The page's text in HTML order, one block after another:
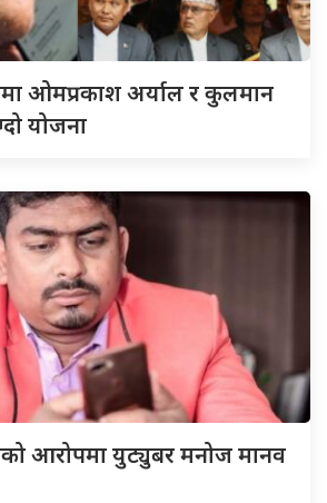
ओमप्रकाश अर्याल र कुलमान
योजना
आरोपमा युट्युबर मनोज मानव